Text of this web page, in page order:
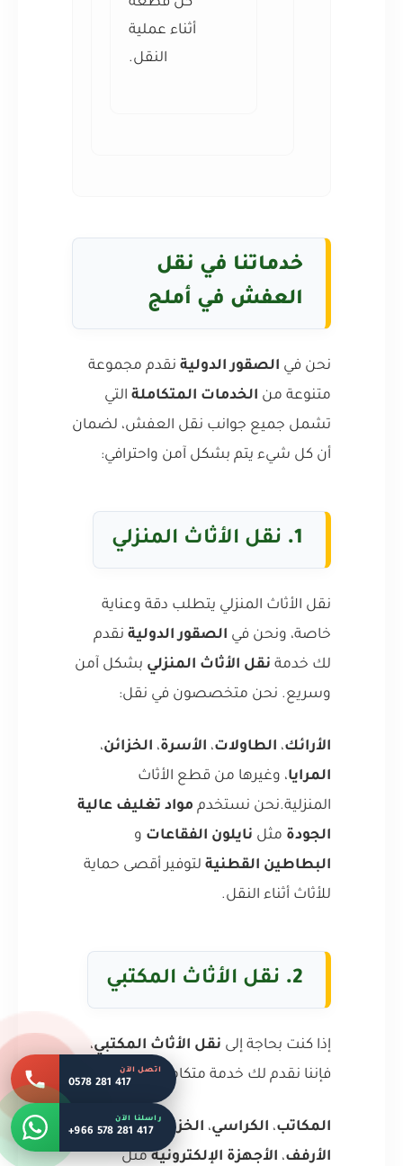
كل قطعة
أثناء عملية
النقل.
خدماتنا في نقل
العفش في أملج
نحن في الصقور الدولية نقدم مجموعة
متنوعة من الخدمات المتكاملة التي
تشمل جميع جوانب نقل العفش، لضمان
أن كل شيء يتم بشكل آمن واحترافي:
1. نقل الأثاث المنزلي
نقل الأثاث المنزلي يتطلب دقة وعناية
خاصة، ونحن في الصقور الدولية نقدم
لك خدمة نقل الأثاث المنزلي بشكل آمن
وسريع. نحن متخصصون في نقل:
الأرائك، الطاولات، الأسرة، الخزائن،
المرايا، وغيرها من قطع الأثاث
المنزلية.نحن نستخدم مواد تغليف عالية
الجودة مثل نايلون الفقاعات و
البطاطين القطنية لتوفير أقصى حماية
للأثاث أثناء النقل.
2. نقل الأثاث المكتبي
إذا كنت بحاجة إلى نقل الأثاث المكتبي،
فإننا نقدم لك خدمة متكاملة تشمل:
المكاتب، الكراسي، الخزائن المكتبية ،
الأرفف، الأجهزة الإلكترونية مثل
اتصل الآن
0578 281 417
راسلنا الآن
+966 578 281 417